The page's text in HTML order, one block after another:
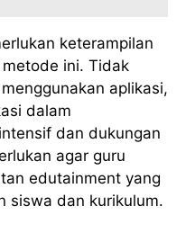
keterampilan
ini. Tidak
aplikasi,
dalam
dan dukungan
agar guru
edutainment yang
siswa dan kurikulum.